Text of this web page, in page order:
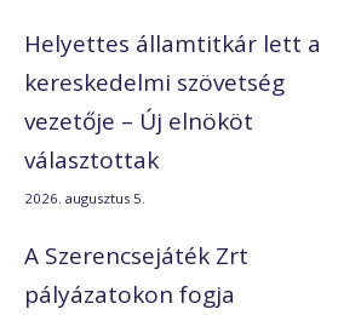
Helyettes államtitkár lett a
kereskedelmi szövetség
vezetője – Új elnököt
választottak
2026. augusztus 5.
A Szerencsejáték Zrt
pályázatokon fogja